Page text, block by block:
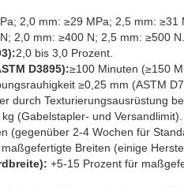
2,0 mm: ≥29 MPa; 2,5 mm: ≥31
2,0 mm: ≥400 N; 2,5 mm: ≥500 N.
2,0 bis 3,0 Prozent.
D3895):≥100 Minuten (≥150
≥0,25 mm (ASTM
durch Texturierungsausrüstung
(Gabelstapler- und Versandlimit).
(gegenüber 2-4 Wochen für
Breiten (einige
+5-15 Prozent für